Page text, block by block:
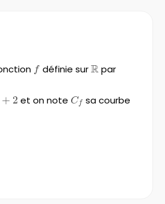
ff définie sur\mathbb{R}
Rpar
+ 2 et on note C_{f}
Cf sa courbe